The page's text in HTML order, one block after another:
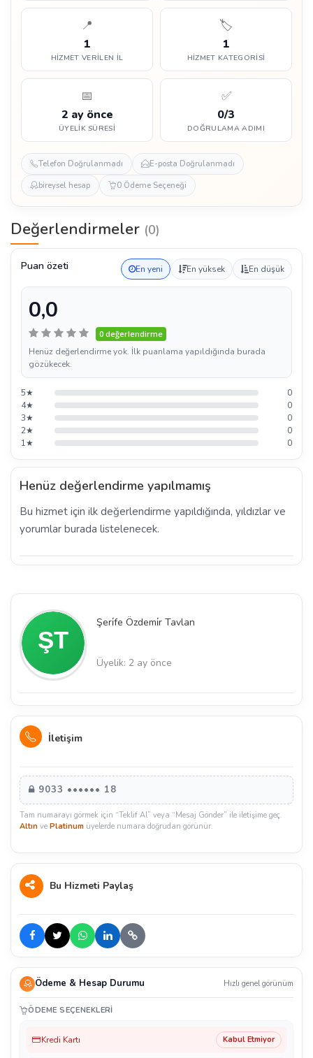
📍
1
HIZMET VERILEN İL
🏷️
1
HIZMET KATEGORISI
📅
2 ay önce
ÜYELIK SÜRESI
✅
0/3
DOĞRULAMA ADIMI
Telefon Doğrulanmadı
E-posta Doğrulanmadı
bireysel hesap
0 Ödeme Seçeneği
Değerlendirmeler (0)
Puan özeti En yeni En yüksek En düşük
0,0
0 değerlendirme
Henüz değerlendirme yok. İlk puanlama yapıldığında burada
gözükecek.
5★
0
4★
0
3★
0
2★
0
1★
0
Henüz değerlendirme yapılmamış
Bu hizmet için ilk değerlendirme yapıldığında, yıldızlar ve
yorumlar burada listelenecek.
Şeri̇fe Özdemi̇r Tavlan
Üyelik: 2 ay önce
İletişim
9033 •••••• 18
Tam numarayı görmek için “Teklif Al” veya “Mesaj Gönder” ile iletişime geç.
Altın ve Platinum üyelerde numara doğrudan görünür.
Bu Hizmeti Paylaş
Ödeme & Hesap Durumu Hızlı genel görünüm
ÖDEME SEÇENEKLERI
Kredi Kartı Kabul Etmiyor